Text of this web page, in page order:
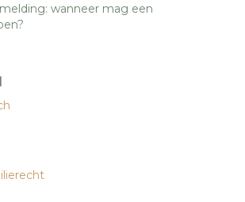
wanneer mag een